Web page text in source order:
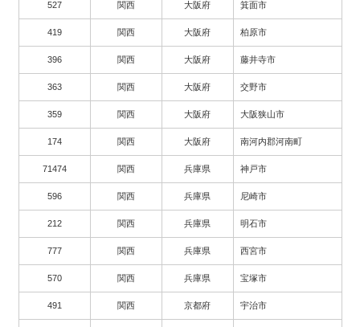
527 関西 大阪府 箕面市
419 関西 大阪府 柏原市
396 関西 大阪府 藤井寺市
363 関西 大阪府 交野市
359 関西 大阪府 大阪狭山市
174 関西 大阪府 南河内郡河南町
71474 関西 兵庫県 神戸市
596 関西 兵庫県 尼崎市
212 関西 兵庫県 明石市
777 関西 兵庫県 西宮市
570 関西 兵庫県 宝塚市
491 関西 京都府 宇治市